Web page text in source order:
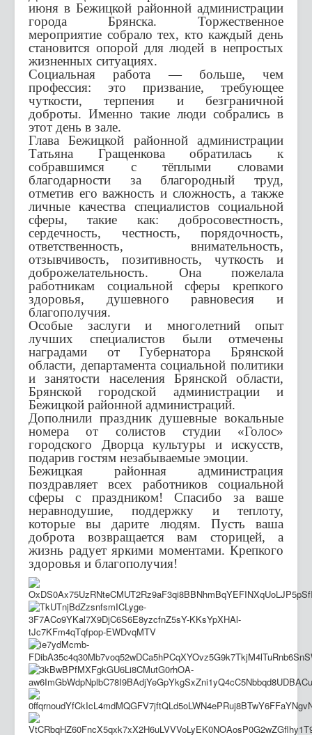
июня в Бежицкой районной администрации
города Брянска. Торжественное
мероприятие собрало тех, кто каждый день
становится опорой для людей в непростых
жизненных ситуациях.
Социальная работа — больше, чем
профессия: это призвание, требующее
чуткости, терпения и безграничной
доброты. Именно такие люди собрались в
этот день в зале.
Глава Бежицкой районной администрации
Татьяна Гращенкова обратилась к
собравшимся с тёплыми словами
благодарности за благородный труд,
отметив его важность и сложность, а также
личные качества специалистов социальной
сферы, такие как: добросовестность,
сердечность, честность, порядочность,
ответственность, внимательность,
отзывчивость, позитивность, чуткость и
доброжелательность. Она пожелала
работникам социальной сферы крепкого
здоровья, душевного равновесия и
благополучия.
Особые заслуги и многолетний опыт
лучших специалистов были отмечены
наградами от Губернатора Брянской
области, департамента социальной политики
и занятости населения Брянской области,
Брянской городской администрации и
Бежицкой районной администраций.
Дополнили праздник душевные вокальные
номера от солистов студии «Голос»
городского Дворца культуры и искусств,
подарив гостям незабываемые эмоции.
Бежицкая районная администрация
поздравляет всех работников социальной
сферы с праздником! Спасибо за ваше
неравнодушие, поддержку и теплоту,
которые вы дарите людям. Пусть ваша
доброта возвращается вам сторицей, а
жизнь радует яркими моментами. Крепкого
здоровья и благополучия!